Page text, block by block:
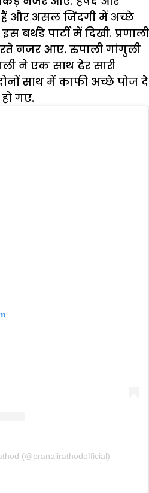
हैं और असल जिंदगी में अच्छे
बर्थडे पार्टी में दिखी. प्रणाली
नजर आए. रुपाली गांगुली
ने एक साथ ढेर सारी
साथ में काफी अच्छे पोज दे
गए.
(@pranalirathodofficial)